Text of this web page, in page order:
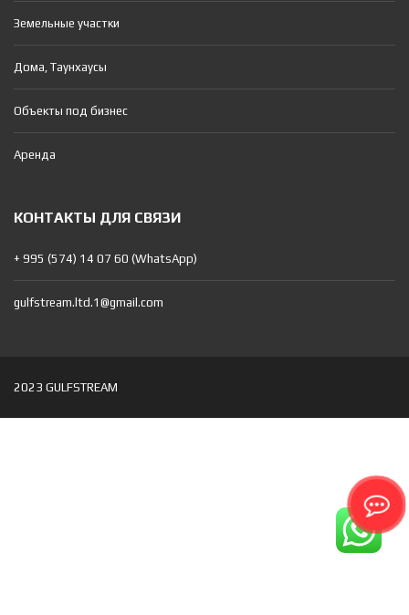
Земельные участки
Дома, Таунхаусы
Объекты под бизнес
Аренда
КОНТАКТЫ ДЛЯ СВЯЗИ
+ 995 (574) 14 07 60 (WhatsApp)
gulfstream.ltd.1@gmail.com
2023 GULFSTREAM